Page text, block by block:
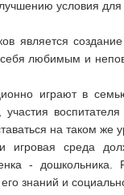
условия
является
себя любимым и
играют в
на таком же
среда
-
знаний и